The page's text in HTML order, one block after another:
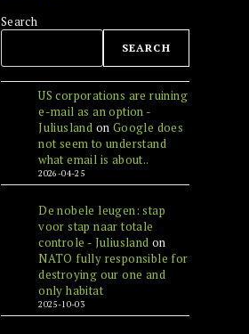
Search
SEARCH
US corporations are ruining
e-mail as an option -
Juliusland on Google does
not seem to understand
what email is about..
2026-04-25
De nobele leugen: stap
voor stap naar totale
controle - Juliusland on
NATO fully responsible for
destroying our one and
only habitat
2025-10-03